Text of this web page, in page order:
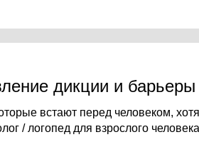
дикции и барьеры
встают перед человеком,
/ логопед для взрослого